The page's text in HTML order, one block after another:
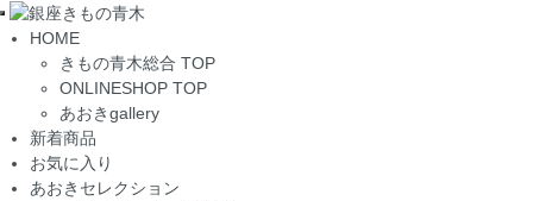
Toggle
navigation
HOME
きもの青木総合 TOP
ONLINESHOP TOP
あおきgallery
新着商品
お気に入り
あおきセレクション